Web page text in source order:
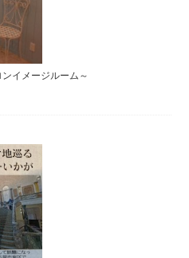
イメージルーム～